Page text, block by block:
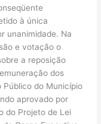
à única
unanimidade. Na
e votação o
a reposição
dos
Público do Município
aprovado por
do Projeto de Lei